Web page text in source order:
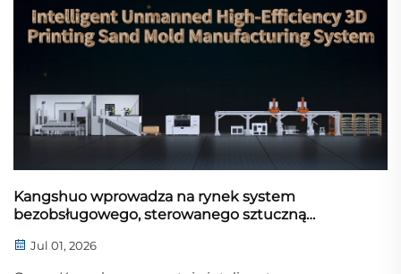
Kangshuo wprowadza na rynek system
bezobsługowego, sterowanego sztuczną
piaskowych
Jul 01, 2026